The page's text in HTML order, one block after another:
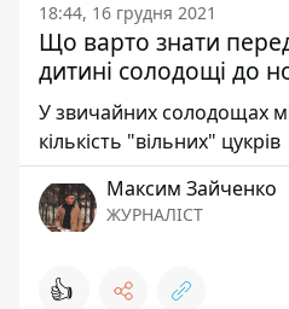
18:44, 16 грудня 2021
Що варто знати
дитині солодощі до
У звичайних солодощах
кількість "вільних" цукрів
Максим Зайченко
ЖУРНАЛІСТ
👍